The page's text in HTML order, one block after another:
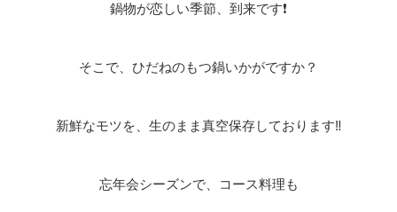
鍋物が恋しい季節、到来です❗
そこで、ひだねのもつ鍋いかがですか？
新鮮なモツを、生のまま真空保存しております‼️
忘年会シーズンで、コース料理も